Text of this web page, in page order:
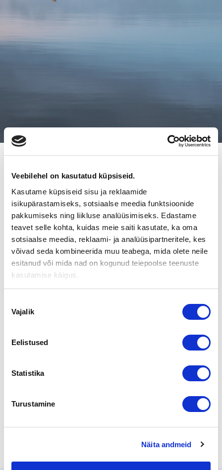
Veebilehel on kasutatud küpsiseid.
Kasutame küpsiseid sisu ja reklaamide
isikupärastamiseks, sotsiaalse meedia funktsioonide
pakkumiseks ning liikluse analüüsimiseks. Edastame
teavet selle kohta, kuidas meie saiti kasutate, ka oma
sotsiaalse meedia, reklaami- ja analüüsipartneritele, kes
võivad seda kombineerida muu teabega, mida olete neile
esitanud või mida nad on kogunud teiepoolse teenuste
kasutamise käigus.
valik
Vajalik
Eelistused
Statistika
Turustamine
Näita andmeid
RIMTEK SYSTEM OY ON
VAIHTANUT OMISTAJAA
Matti Ylenius ja Petri Tanner myivät perustamansa, hyvin
menestyvän, pääosin tekstiiliteollisuuden-, painokoneiden
sekä ompelu- ja kutomakoneiden, sekä tarvikkeiden
tukkukauppaa hoitavan yhtiönsä. Ostajana RimTeam Holding
Oy.
Kaupan välitti:
Gsm040 3592 244